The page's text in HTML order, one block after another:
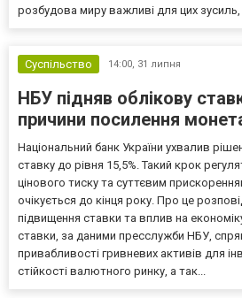
розбудова миру важливі для цих зусиль,
Суспільство 14:00, 31 липня
НБУ підняв облікову
причини посилення
Національний банк України ухвалив
ставку до рівня 15,5%. Такий крок
цінового тиску та суттєвим
очікується до кінця року. Про це
підвищення ставки та вплив на
ставки, за даними пресслужби НБУ,
привабливості гривневих активів для
стійкості валютного ринку, а так...